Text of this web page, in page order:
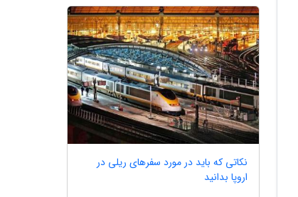
نکاتی که باید در مورد سفرهای ریلی در
اروپا بدانید